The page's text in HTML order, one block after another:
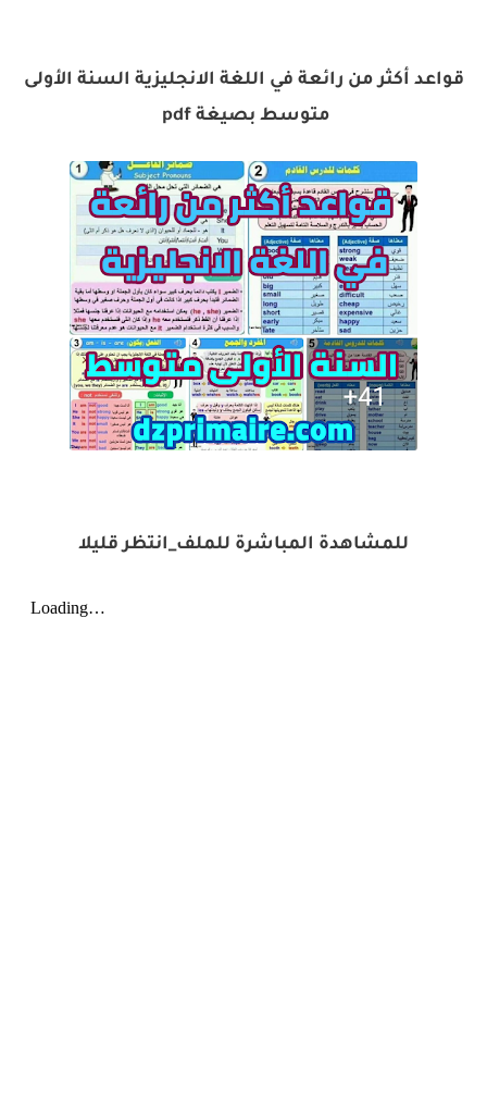
قواعد أكثر من رائعة في اللغة الانجليزية السنة الأولى
متوسط بصيغة pdf
للمشاهدة المباشرة للملف_انتظر قليلا